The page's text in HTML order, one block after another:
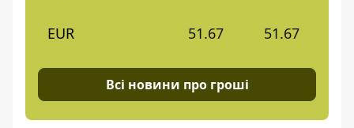
EUR 51.67 51.67
Всі новини про гроші